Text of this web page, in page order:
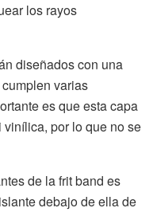
los rayos
diseñados con una
varias
es que esta capa
por lo que no se
de la frit band es
debajo de ella de